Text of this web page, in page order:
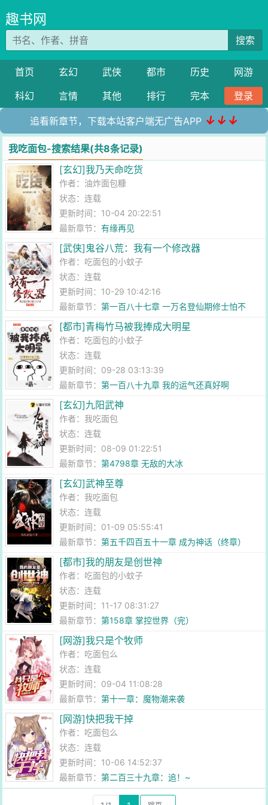
趣书网
搜索
首页 玄幻 武侠 都市 历史
网游
科幻
言情 其他 排行 完本 登录
追看新章节，下载本站客户端无广告APP ↓↓↓
我吃面包-搜索结果(共8条记录)
[玄幻]我乃天命吃货
作者： 油炸面包糠
状态：连载
更新时间：10-04 20:22:51
最新章节：有缘再见
[武侠]鬼谷八荒：我有一个修改器
作者： 吃面包的小蚊子
状态：连载
更新时间：10-29 10:42:16
最新章节：第一百八十七章 一万名登仙期修士怕不
怕？
[都市]青梅竹马被我捧成大明星
作者： 吃面包的小蚊子
状态：连载
更新时间：09-28 03:13:39
最新章节：第一百八十九章 我的运气还真好啊
[玄幻]九阳武神
作者：我吃面包
状态：连载
更新时间：08-09 01:22:51
最新章节：第4798章 无敌的大冰
[玄幻]武神至尊
作者：我吃面包
状态：连载
更新时间：01-09 05:55:41
最新章节：第五千四百五十一章 成为神话（终章）
[都市]我的朋友是创世神
作者： 吃面包的小蚊子
状态：连载
更新时间：11-17 08:31:27
最新章节：第158章 掌控世界（完）
[网游]我只是个牧师
作者： 吃面包么
状态：连载
更新时间：09-04 11:08:28
最新章节：第十一章：魔物潮来袭
[网游]快把我干掉
作者： 吃面包么
状态：连载
更新时间：10-06 14:52:37
最新章节：第二百三十九章：追！~